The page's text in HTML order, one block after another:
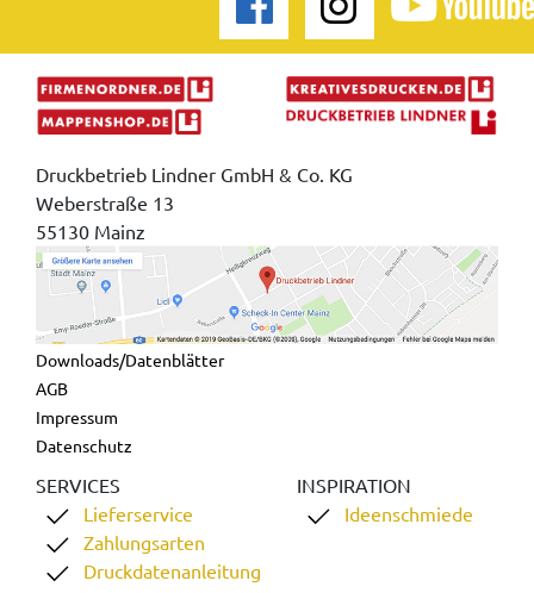
Druckbetrieb Lindner GmbH & Co. KG
Weberstraße 13
55130 Mainz
Downloads/Datenblätter
AGB
Impressum
Datenschutz
SERVICES
Lieferservice
Zahlungsarten
Druckdatenanleitung
INSPIRATION
Ideenschmiede